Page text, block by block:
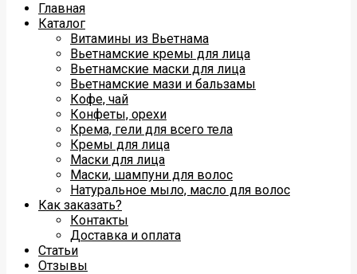
Главная
Каталог
Витамины из Вьетнама
Вьетнамские кремы для лица
Вьетнамские маски для лица
Вьетнамские мази и бальзамы
Кофе, чай
Конфеты, орехи
Крема, гели для всего тела
Кремы для лица
Маски для лица
Маски, шампуни для волос
Натуральное мыло, масло для волос
Как заказать?
Контакты
Доставка и оплата
Статьи
Отзывы